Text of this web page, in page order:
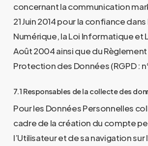
concernant la communication
21 Juin 2014 pour la confiance
Numérique, la Loi Informatique et
Août 2004 ainsi que du Règlement
Protection des Données (RGPD :
7.1 Responsables de la collecte des
Pour les Données Personnelles
cadre de la création du compte
l’Utilisateur et de sa navigation sur